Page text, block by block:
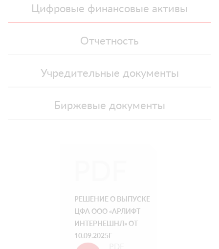
Цифровые финансовые активы
Отчетность
Учредительные документы
Биржевые документы
РЕШЕНИЕ О ВЫПУСКЕ
ЦФА ООО «АРЛИФТ
ИНТЕРНЕШНЛ» ОТ
10.09.2025Г